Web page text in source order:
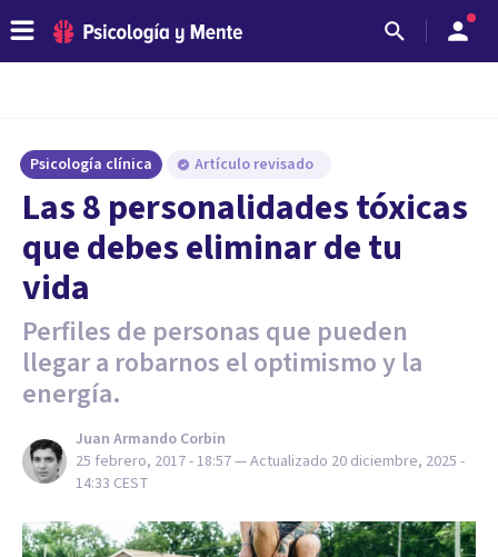
Psicología clínica Artículo revisado
Las 8 personalidades tóxicas
que debes eliminar de tu
vida
Perfiles de personas que pueden
llegar a robarnos el optimismo y la
energía.
Juan Armando Corbin
25 febrero, 2017 - 18:57— Actualizado 20 diciembre, 2025 -
14:33 CEST